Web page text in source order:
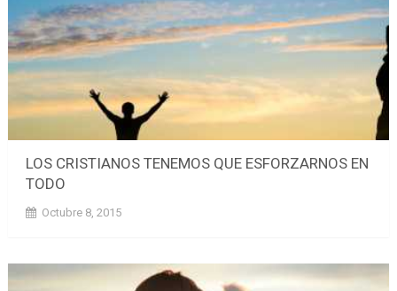
LOS CRISTIANOS TENEMOS QUE ESFORZARNOS EN
TODO
Octubre 8, 2015